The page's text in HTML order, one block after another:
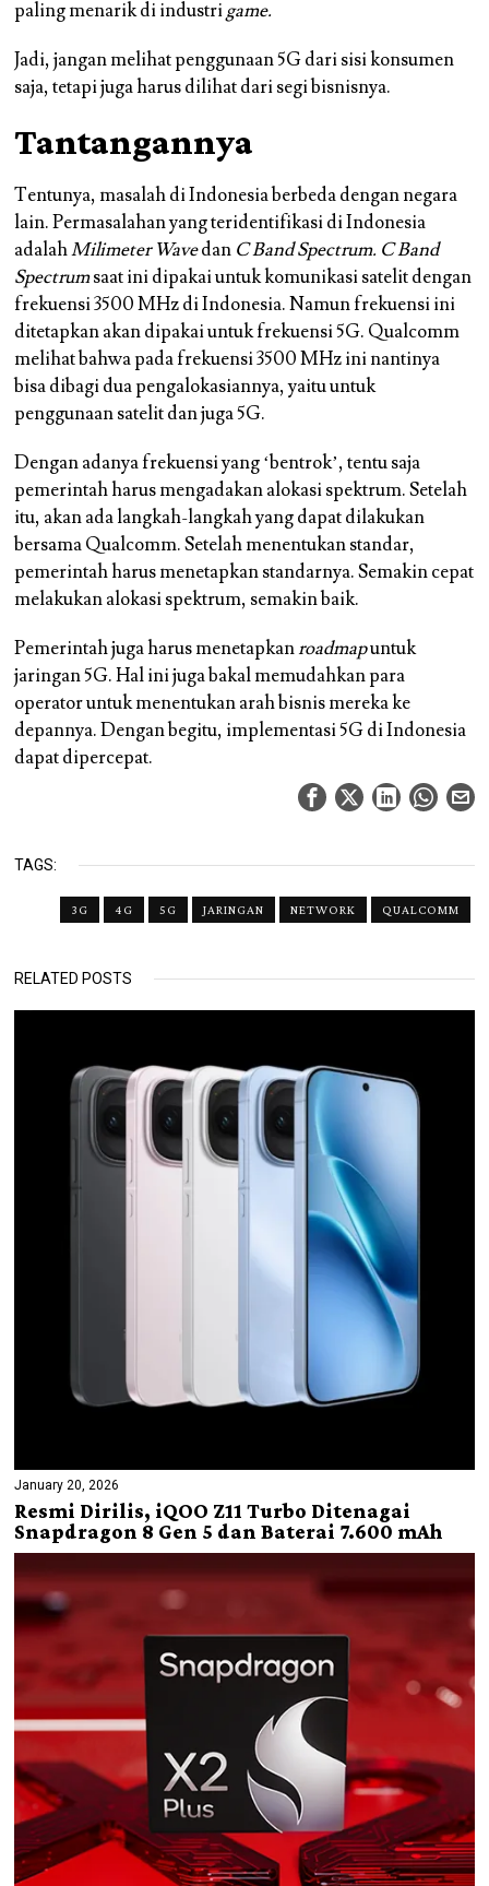
paling menarik di industrigame.
Jadi, jangan melihat penggunaan 5G dari sisi konsumen
saja, tetapi juga harus dilihat dari segi bisnisnya.
Tantangannya
Tentunya, masalah di Indonesia berbeda dengan negara
lain. Permasalahan yang teridentifikasi di Indonesia
adalahMilimeter Wavedan C Band Spectrum. C Band
Spectrumsaat ini dipakai untuk komunikasi satelit dengan
frekuensi 3500 MHz di Indonesia. Namun frekuensi ini
ditetapkan akan dipakai untuk frekuensi 5G. Qualcomm
melihat bahwa pada frekuensi 3500 MHz ini nantinya
bisa dibagi dua pengalokasiannya, yaitu untuk
penggunaan satelit dan juga 5G.
Dengan adanya frekuensi yang ‘bentrok’, tentu saja
pemerintah harus mengadakan alokasi spektrum. Setelah
itu, akan ada langkah-langkah yang dapat dilakukan
bersama Qualcomm. Setelah menentukan standar,
pemerintah harus menetapkan standarnya. Semakin cepat
melakukan alokasi spektrum, semakin baik.
Pemerintah juga harus menetapkanroadmapuntuk
jaringan 5G. Hal ini juga bakal memudahkan para
operator untuk menentukan arah bisnis mereka ke
depannya. Dengan begitu, implementasi 5G di Indonesia
dapat dipercepat.
TAGS:
3G 4G 5G JARINGAN NETWORK QUALCOMM
RELATED POSTS
January 20, 2026
Resmi Dirilis, iQOO Z11 Turbo Ditenagai
Snapdragon 8 Gen 5 dan Baterai 7.600 mAh